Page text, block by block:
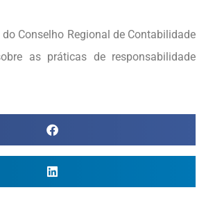
Conselho Regional de Contabilidade
as práticas de responsabilidade